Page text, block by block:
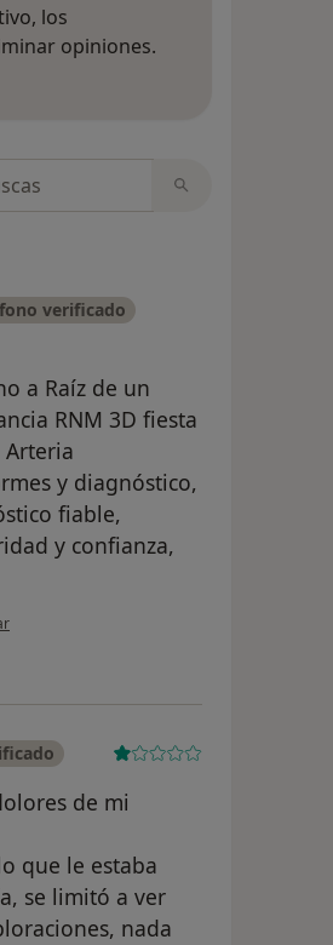
los
opiniones.
verificado
a Raíz de un
RNM 3D fiesta
y diagnóstico,
fiable,
y confianza,
del usuario Suad Mohamed cherradi Mohamed
de mi
que le estaba
se limitó a ver
nada